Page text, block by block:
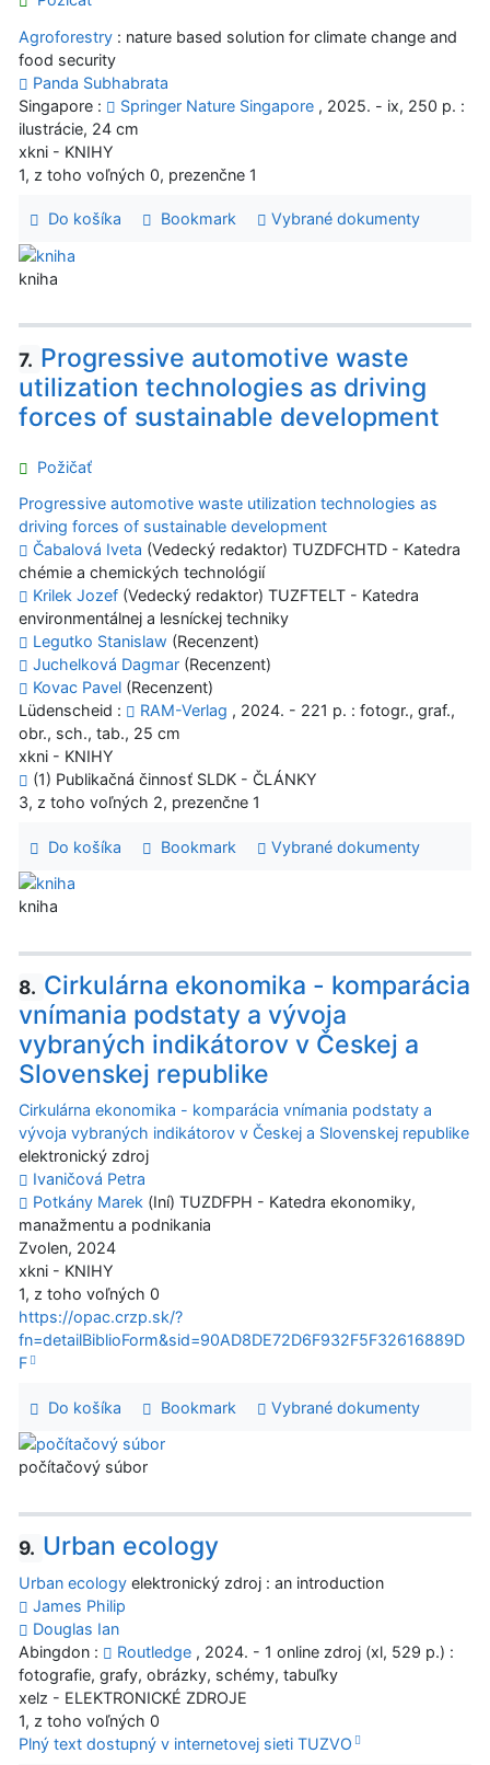
Agroforestry : nature based solution for climate change and
food security
Panda Subhabrata
Singapore :
Springer Nature Singapore , 2025. - ix, 250 p. :
ilustrácie, 24 cm
xkni - KNIHY
1, z toho voľných 0, prezenčne 1
Do košíka Bookmark Vybrané dokumenty
kniha
7. Progressive automotive waste
utilization technologies as driving
forces of sustainable development
Požičať
Progressive automotive waste utilization technologies as
driving forces of sustainable development
Čabalová Iveta (Vedecký redaktor) TUZDFCHTD - Katedra
chémie a chemických technológií
Krilek Jozef (Vedecký redaktor) TUZFTELT - Katedra
environmentálnej a lesníckej techniky
Legutko Stanislaw (Recenzent)
Juchelková Dagmar (Recenzent)
Kovac Pavel (Recenzent)
Lüdenscheid :
RAM-Verlag , 2024. - 221 p. : fotogr., graf.,
obr., sch., tab., 25 cm
xkni - KNIHY
(1) Publikačná činnosť SLDK - ČLÁNKY
3, z toho voľných 2, prezenčne 1
Do košíka Bookmark Vybrané dokumenty
kniha
8. Cirkulárna ekonomika - komparácia
vnímania podstaty a vývoja
vybraných indikátorov v Českej a
Slovenskej republike
Cirkulárna ekonomika - komparácia vnímania podstaty a
vývoja vybraných indikátorov v Českej a Slovenskej republike
elektronický zdroj
Ivaničová Petra
Potkány Marek (Iní) TUZDFPH - Katedra ekonomiky,
manažmentu a podnikania
Zvolen, 2024
xkni - KNIHY
1, z toho voľných 0
https://opac.crzp.sk/?
fn=detailBiblioForm&sid=90AD8DE72D6F932F5F32616889D
F
Do košíka Bookmark Vybrané dokumenty
počítačový súbor
9. Urban ecology
Urban ecology elektronický zdroj : an introduction
James Philip
Douglas Ian
Abingdon :
Routledge , 2024. - 1 online zdroj (xl, 529 p.) :
fotografie, grafy, obrázky, schémy, tabuľky
xelz - ELEKTRONICKÉ ZDROJE
1, z toho voľných 0
Plný text dostupný v internetovej sieti TUZVO